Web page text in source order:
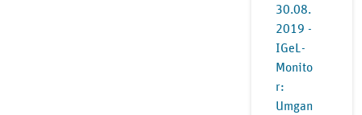
30.08.
2019 -
IGeL-
Monito
r:
Umgan